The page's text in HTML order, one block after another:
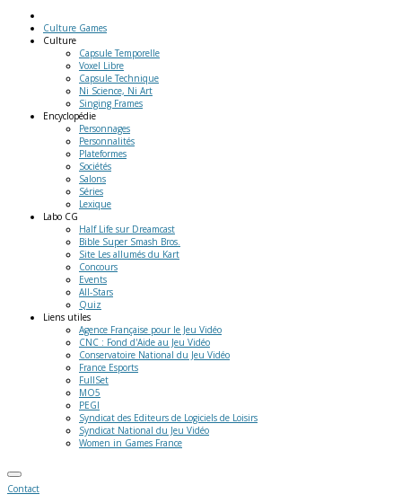
Culture Games
Culture
Capsule Temporelle
Voxel Libre
Capsule Technique
Ni Science, Ni Art
Singing Frames
Encyclopédie
Personnages
Personnalités
Plateformes
Sociétés
Salons
Séries
Lexique
Labo CG
Half Life sur Dreamcast
Bible Super Smash Bros.
Site Les allumés du Kart
Concours
Events
All-Stars
Quiz
Liens utiles
Agence Française pour le Jeu Vidéo
CNC : Fond d'Aide au Jeu Vidéo
Conservatoire National du Jeu Vidéo
France Esports
FullSet
MO5
PEGI
Syndicat des Editeurs de Logiciels de Loisirs
Syndicat National du Jeu Vidéo
Women in Games France
Contact